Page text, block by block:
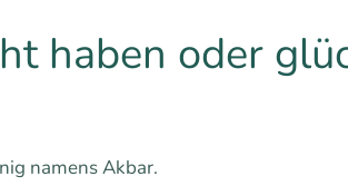
haben oder
namens Akbar.